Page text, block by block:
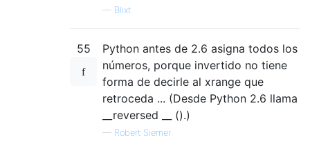
— Blixt
55
Python antes de 2.6 asigna todos los
números, porque invertido no tiene
forma de decirle al xrange que
retroceda ... (Desde Python 2.6 llama
__reversed __ ().)
— Robert Siemer